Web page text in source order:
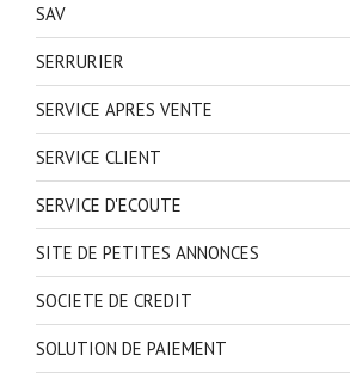
SAV
SERRURIER
SERVICE APRES VENTE
SERVICE CLIENT
SERVICE D'ECOUTE
SITE DE PETITES ANNONCES
SOCIETE DE CREDIT
SOLUTION DE PAIEMENT